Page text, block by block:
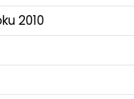
2010